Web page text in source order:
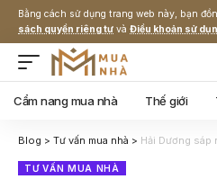
Bằng cách sử dụng trang web này, bạn
sách quyền riêng tư và Điều khoản sử
Cẩm nang mua nhà Thế giới
Blog > Tư vấn mua nhà > Hải Dương sáp nhập
TƯ VẤN MUA NHÀ